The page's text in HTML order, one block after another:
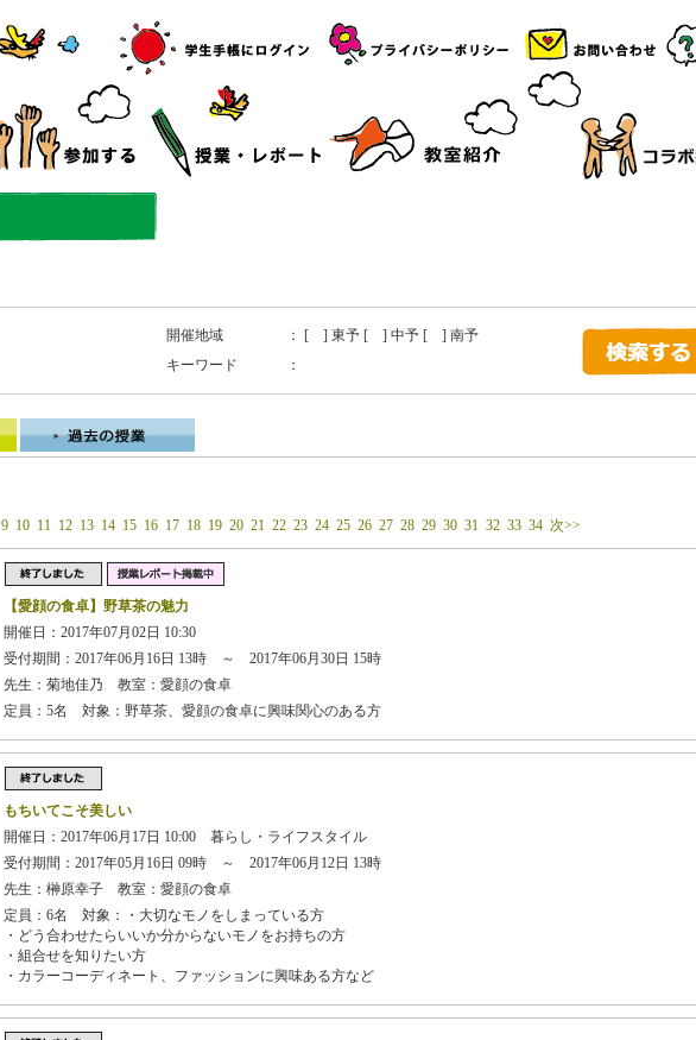
開催地域
： [ ] 東予 [ ] 中予 [ ] 南予
キーワード ：
9 10 11 12 13 14 15 16 17 18 19 20 21 22 23 24 25 26 27 28 29 30 31 32 33 34 次>>
【愛顔の食卓】野草茶の魅力
開催日：2017年07月02日 10:30
受付期間：2017年06月16日 13時 ～ 2017年06月30日 15時
先生：菊地佳乃 教室：愛顔の食卓
定員：5名 対象：野草茶、愛顔の食卓に興味関心のある方
もちいてこそ美しい
開催日：2017年06月17日 10:00 暮らし・ライフスタイル
受付期間：2017年05月16日 09時 ～ 2017年06月12日 13時
先生：榊原幸子 教室：愛顔の食卓
定員：6名 対象：・大切なモノをしまっている方
・どう合わせたらいいか分からないモノをお持ちの方
・組合せを知りたい方
・カラーコーディネート、ファッションに興味ある方など